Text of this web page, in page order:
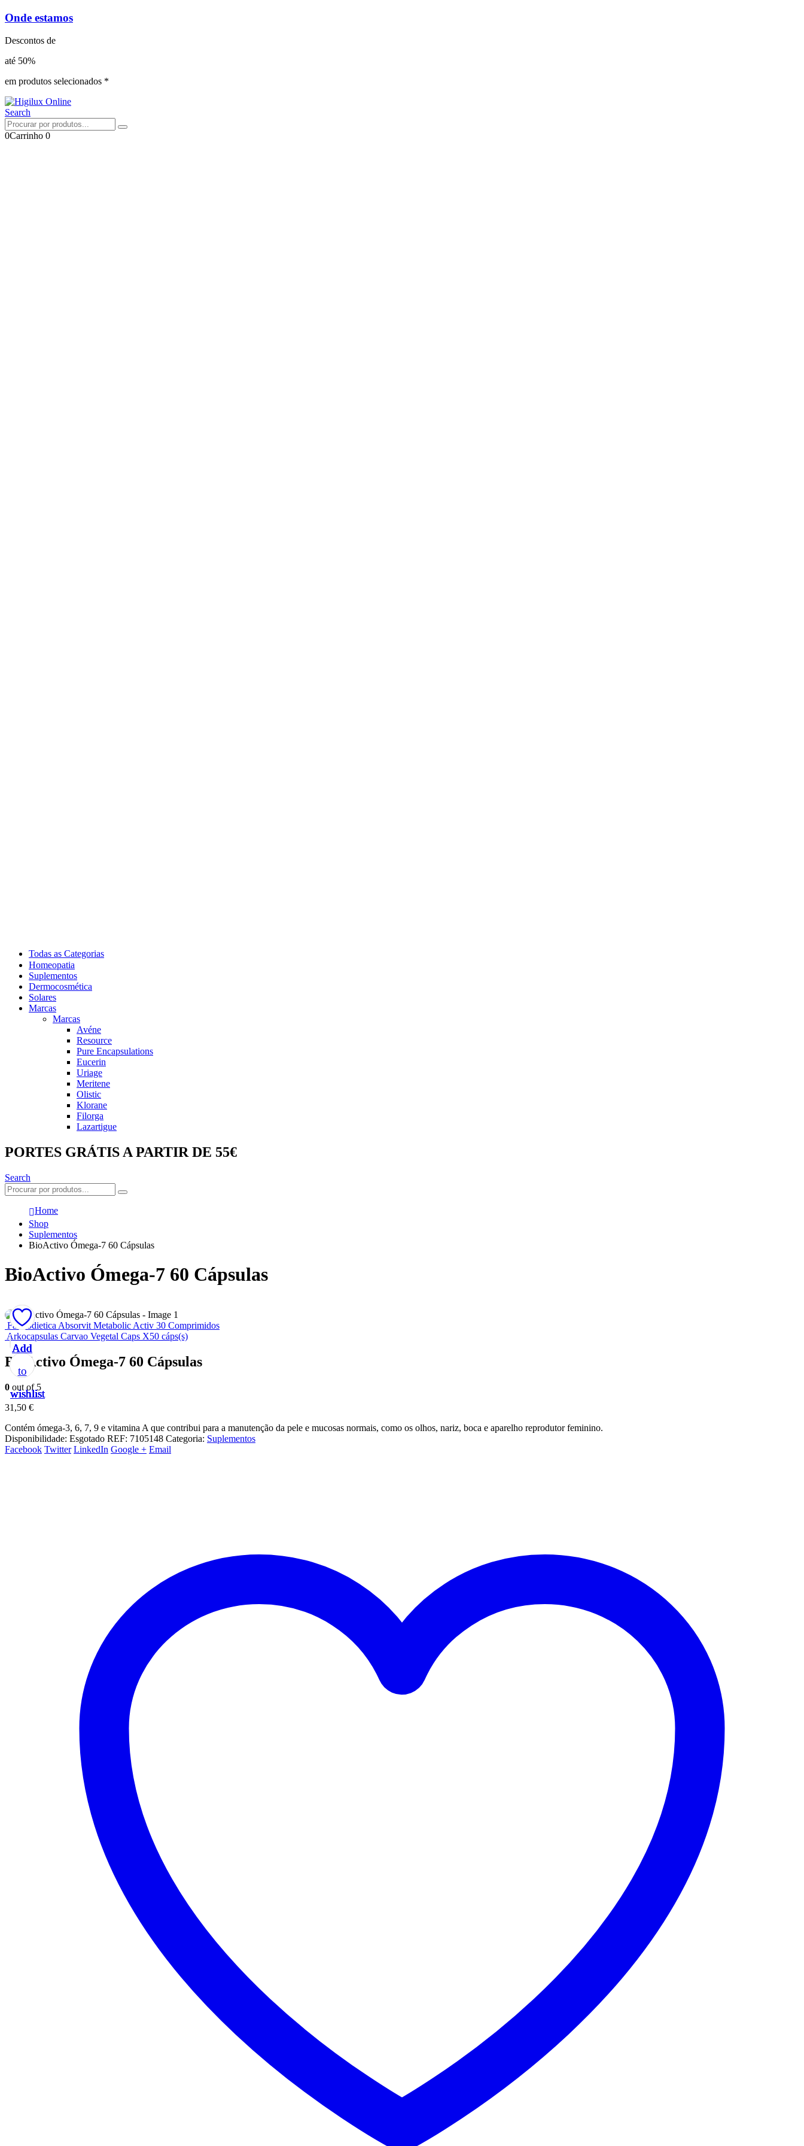
Onde estamos
Descontos de
até 50%
em produtos selecionados *
Search
0Carrinho 0
Todas as Categorias
Homeopatia
Suplementos
Dermocosmética
Solares
Marcas
Marcas
Avéne
Resource
Pure Encapsulations
Eucerin
Uriage
Meritene
Olistic
Klorane
Filorga
Lazartigue
PORTES GRÁTIS A PARTIR DE 55€
Search
Home
Shop
Suplementos
BioActivo Ómega-7 60 Cápsulas
BioActivo Ómega-7 60 Cápsulas
Farmodietica Absorvit Metabolic Activ 30 Comprimidos
Arkocapsulas Carvao Vegetal Caps X50 cáps(s)
BioActivo Ómega-7 60 Cápsulas
0 out of 5
31,50 €
Contém ómega-3, 6, 7, 9 e vitamina A que contribui para a manutenção da pele e mucosas normais, como os olhos, nariz, boca e aparelho reprodutor feminino.
Disponibilidade: Esgotado REF: 7105148 Categoria: Suplementos
Facebook Twitter LinkedIn Google + Email
Add
to
wishlist
Add
to
wishlist
Add
to
wishlist
Add
to
wishlist
Add
to
wishlist